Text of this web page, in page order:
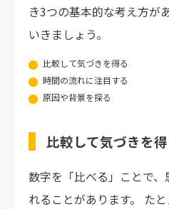
き3つの基本的な考え方が
いきましょう。
比較して気づきを得る
時間の流れに注目する
原因や背景を探る
比較して気づきを
数字を「比べる」ことで
れることがあります。 た